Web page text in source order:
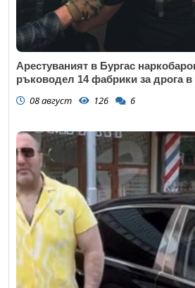
Арестуваният в Бургас
ръководел 14 фабрики за дрога
08 август 126 6